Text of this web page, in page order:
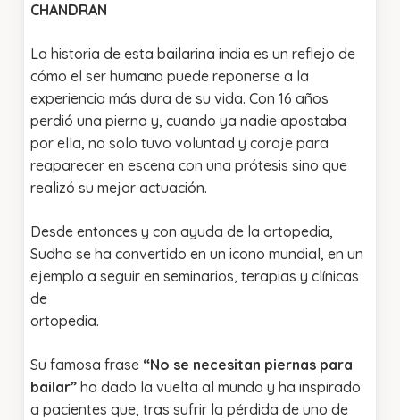
CHANDRAN
La historia de esta bailarina india es un reflejo de
cómo el ser humano puede reponerse a la
experiencia más dura de su vida. Con 16 años
perdió una pierna y, cuando ya nadie apostaba
por ella, no solo tuvo voluntad y coraje para
reaparecer en escena con una prótesis sino que
realizó su mejor actuación.
Desde entonces y con ayuda de la ortopedia,
Sudha se ha convertido en un icono mundial, en un
ejemplo a seguir en seminarios, terapias y clínicas
de
ortopedia.
Su famosa frase “No se necesitan piernas para
bailar”ha dado la vuelta al mundo y ha inspirado
a pacientes que, tras sufrir la pérdida de uno de